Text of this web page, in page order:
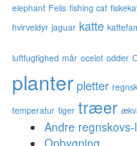
elephant Felis fishing cat
hvirveldyr jaguar katte
luftfugtighed mår ocelot odder
planterpletter
temperatur tiger træer
Andre
Opbygning